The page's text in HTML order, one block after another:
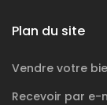
Plan du site
Vendre votre
Recevoir par e-